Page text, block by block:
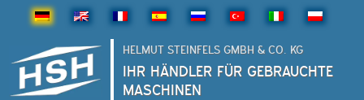
HELMUT STEINFELS GMBH & CO. KG
IHR HÄNDLER FÜR GEBRAUCHTE
MASCHINEN